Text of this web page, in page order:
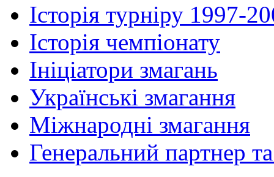
Історія турніру 1997-
Історія чемпіонату
Ініціатори змагань
Українські змагання
Міжнародні змагання
Генеральний партнер